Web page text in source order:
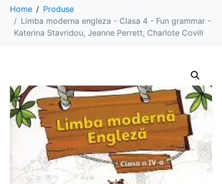
Home
Produse
Limba moderna engleza - Clasa 4 - Fun grammar -
Katerina Stavridou, Jeanne Perrett, Charlote Covill